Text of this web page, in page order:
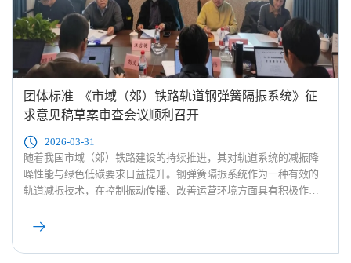
团体标准 |《市域（郊）铁路轨道钢弹簧隔振系统》征
求意见稿草案审查会议顺利召开
2026-03-31
随着我国市域（郊）铁路建设的持续推进，其对轨道系统的减振降
噪性能与绿色低碳要求日益提升。钢弹簧隔振系统作为一种有效的
轨道减振技术，在控制振动传播、改善运营环境方面具有积极作